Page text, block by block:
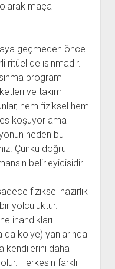
olarak maça
geçmeden önce
de ısınmadır.
programı
ve takım
hem fiziksel hem
koşuyor ama
neden bu
Çünkü doğru
belirleyicisidir.
fiziksel hazırlık
yolculuktur.
inandıkları
kolye) yanlarında
kendilerini daha
Herkesin farklı